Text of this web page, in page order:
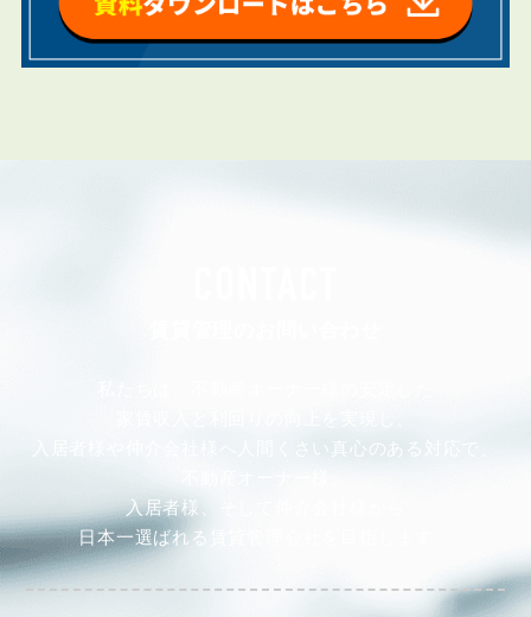
入居者様や仲介会社様へ人間くさい真心のある対応で、
入居者様、そして仲介会社様から
日本一選ばれる賃貸管理会社を目指します。